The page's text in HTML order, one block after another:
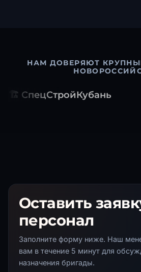
НАМ ДОВЕРЯЮТ
🏗️ СпецСтройКубань
Оставить
персонал
Заполните форму ниже. Наш
вам в течение 5 минут для
назначения бригады.